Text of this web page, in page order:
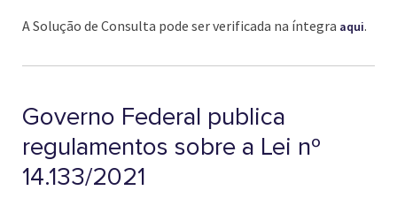
A Solução de Consulta pode ser verificada na íntegra aqui.
Governo Federal publica
regulamentos sobre a Lei nº
14.133/2021